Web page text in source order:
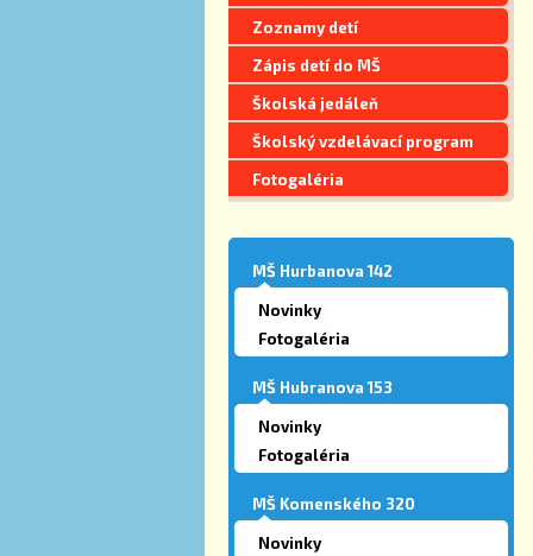
Zoznamy detí
Zápis detí do MŠ
Školská jedáleň
Školský vzdelávací program
Fotogaléria
MŠ Hurbanova 142
Novinky
Fotogaléria
MŠ Hubranova 153
Novinky
Fotogaléria
MŠ Komenského 320
Novinky